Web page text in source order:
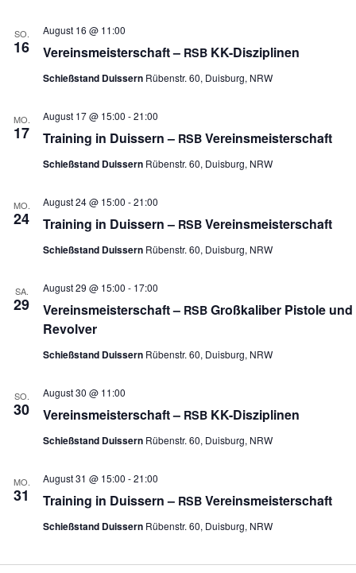
SO.
16 Ver­eins­meis­ter­schaft – RSB KK-Disziplinen
August 16 @ 11:00
Schießstand Duissern Rübenstr. 60, Duisburg, NRW
MO.
17 Trai­ning in Duis­sern – RSB Vereinsmeisterschaft
August 17 @ 15:00 -21:00
Schießstand Duissern Rübenstr. 60, Duisburg, NRW
MO.
24 Trai­ning in Duis­sern – RSB Vereinsmeisterschaft
August 24 @ 15:00 -21:00
Schießstand Duissern Rübenstr. 60, Duisburg, NRW
SA.
29 Ver­eins­meis­ter­schaft – RSB Groß­ka­li­ber Pis­tole und
Revolver
August 29 @ 15:00 - 17:00
Schießstand Duissern Rübenstr. 60, Duisburg, NRW
SO.
30 Ver­eins­meis­ter­schaft – RSB KK-Disziplinen
August 30 @ 11:00
Schießstand Duissern Rübenstr. 60, Duisburg, NRW
MO.
31 Trai­ning in Duis­sern – RSB Vereinsmeisterschaft
August 31 @ 15:00 -21:00
Schießstand Duissern Rübenstr. 60, Duisburg, NRW